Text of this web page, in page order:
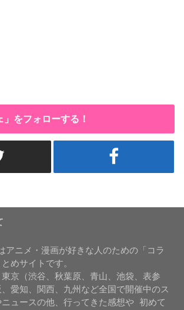
」をフォローする！
アニメ・漫画が好きな人のための「コラ
めサイトです。
京（渋谷、秋葉原、青山、池袋、表参
愛知、関西、九州など全国で開催中のス
ュースの他、行ってきた感想や 初めて